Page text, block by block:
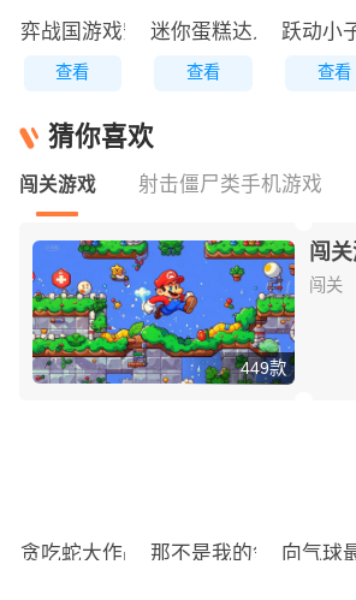
弈战国游戏安装包
查看
迷你蛋糕达人原版
查看
跃动小
查看
猜你喜欢
闯关游戏 射击僵尸类手机游戏
闯
闯关
449款
贪吃蛇大作战免费版那不是我的邻居游戏
向气球